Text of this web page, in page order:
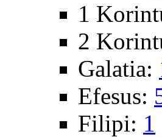
1
2
Galatia:
Efesus:
Filipi: 1